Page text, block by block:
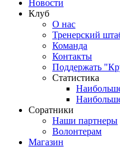
Новости
Клуб
О нас
Тренерский
Команда
Контакты
Поддержать
Статистика
Соратники
Наши партнеры
Волонтерам
Магазин